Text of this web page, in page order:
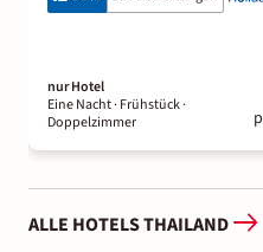
nur Hotel
Eine Nacht· Frühstück·
Doppelzimmer
ALLE HOTELS THAILAND